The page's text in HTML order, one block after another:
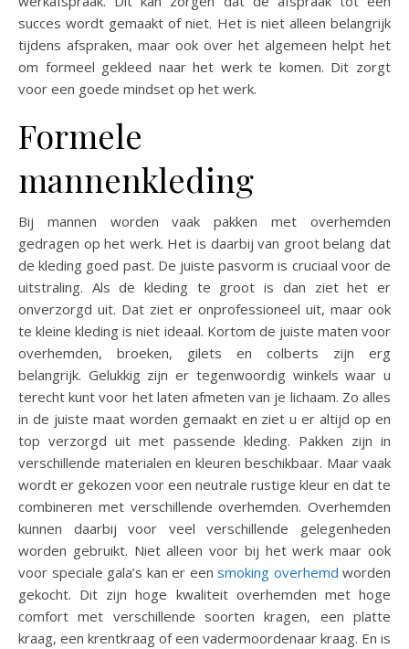
succes wordt gemaakt of niet. Het is niet alleen belangrijk
tijdens afspraken, maar ook over het algemeen helpt het
om formeel gekleed naar het werk te komen. Dit zorgt
voor een goede mindset op het werk.
Formele
mannenkleding
Bij mannen worden vaak pakken met overhemden
gedragen op het werk. Het is daarbij van groot belang dat
de kleding goed past. De juiste pasvorm is cruciaal voor de
uitstraling. Als de kleding te groot is dan ziet het er
onverzorgd uit. Dat ziet er onprofessioneel uit, maar ook
te kleine kleding is niet ideaal. Kortom de juiste maten voor
overhemden, broeken, gilets en colberts zijn erg
belangrijk. Gelukkig zijn er tegenwoordig winkels waar u
terecht kunt voor het laten afmeten van je lichaam. Zo alles
in de juiste maat worden gemaakt en ziet u er altijd op en
top verzorgd uit met passende kleding. Pakken zijn in
verschillende materialen en kleuren beschikbaar. Maar vaak
wordt er gekozen voor een neutrale rustige kleur en dat te
combineren met verschillende overhemden. Overhemden
kunnen daarbij voor veel verschillende gelegenheden
worden gebruikt. Niet alleen voor bij het werk maar ook
voor speciale gala’s kan er een smoking overhemd worden
gekocht. Dit zijn hoge kwaliteit overhemden met hoge
comfort met verschillende soorten kragen, een platte
kraag, een krentkraag of een vadermoordenaar kraag. En is